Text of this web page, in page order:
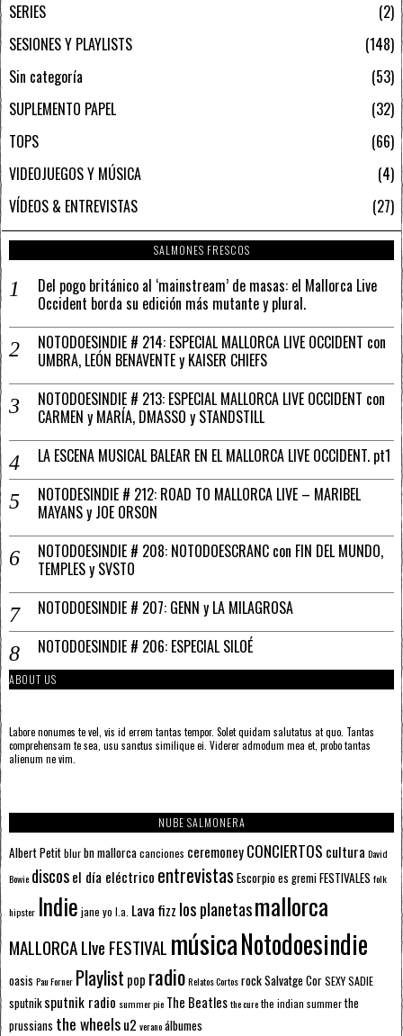
SERIES
2
SESIONES Y PLAYLISTS
148
Sin categoría
53
SUPLEMENTO PAPEL
32
TOPS
66
VIDEOJUEGOS Y MÚSICA
4
VÍDEOS & ENTREVISTAS
27
SALMONES FRESCOS
Del pogo británico al ‘mainstream’ de masas: el Mallorca Live
Occident borda su edición más mutante y plural.
NOTODOESINDIE # 214: ESPECIAL MALLORCA LIVE OCCIDENT con
UMBRA, LEÓN BENAVENTE y KAISER CHIEFS
NOTODOESINDIE # 213: ESPECIAL MALLORCA LIVE OCCIDENT con
CARMEN y MARÍA, DMASSO y STANDSTILL
LA ESCENA MUSICAL BALEAR EN EL MALLORCA LIVE OCCIDENT. pt1
NOTODESINDIE # 212: ROAD TO MALLORCA LIVE – MARIBEL
MAYANS y JOE ORSON
NOTODOESINDIE # 208: NOTODOESCRANC con FIN DEL MUNDO,
TEMPLES y SVSTO
NOTODOESINDIE # 207: GENN y LA MILAGROSA
NOTODOESINDIE # 206: ESPECIAL SILOÉ
ABOUT US
Labore nonumes te vel, vis id errem tantas tempor. Solet quidam salutatus at quo. Tantas
comprehensam te sea, usu sanctus similique ei. Viderer admodum mea et, probo tantas
alienum ne vim.
NUBE SALMONERA
Albert Petitblurbn mallorcacanciones ceremoneyCONCIERTOS cultura David
Bowie discosel día eléctrico entrevistas Escorpioes gremiFESTIVALES folk
hipster Indie jane yo l.a. Lava fizz los planetasmallorca
MALLORCA LIve FESTIVAL músicaNotodoesindie
oasis Pau Forner Playlist pop radioRelatos CortosrockSalvatge CorSEXY SADIE
sputnik sputnik radio summer pie The Beatlesthe curethe indian summerthe
prussians the wheelsu2 veranoálbumes